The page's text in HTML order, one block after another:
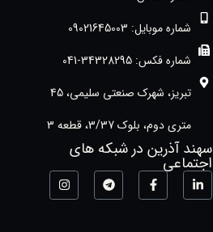
شماره موبایل: 09021645003
شماره فکس: 34328295-041
تبریز، شهرک صنعتی سلیمی، 45
متری دوم، بلوک 3/37، قطعه 3
سهند آذرین در شبکه های
اجتماعی